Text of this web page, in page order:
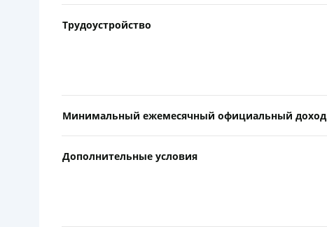
Трудоустройство
Минимальный ежемесячный официальный доход
Дополнительные условия